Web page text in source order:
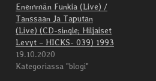
Enemmän Funkia (Live) /
Tanssaan Ja Taputan
(Live) (CD-single; Hiljaiset
Levyt ‎– HICKS- 039) 1993
19.10.2020
Kategoriassa "blogi"